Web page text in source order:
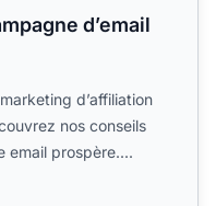
d’email
d’affiliation
nos conseils
email prospère....